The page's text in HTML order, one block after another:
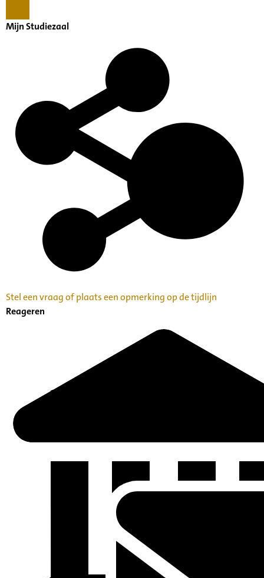
Mijn Studiezaal
Stel een vraag of plaats een opmerking op de tijdlijn
Reageren